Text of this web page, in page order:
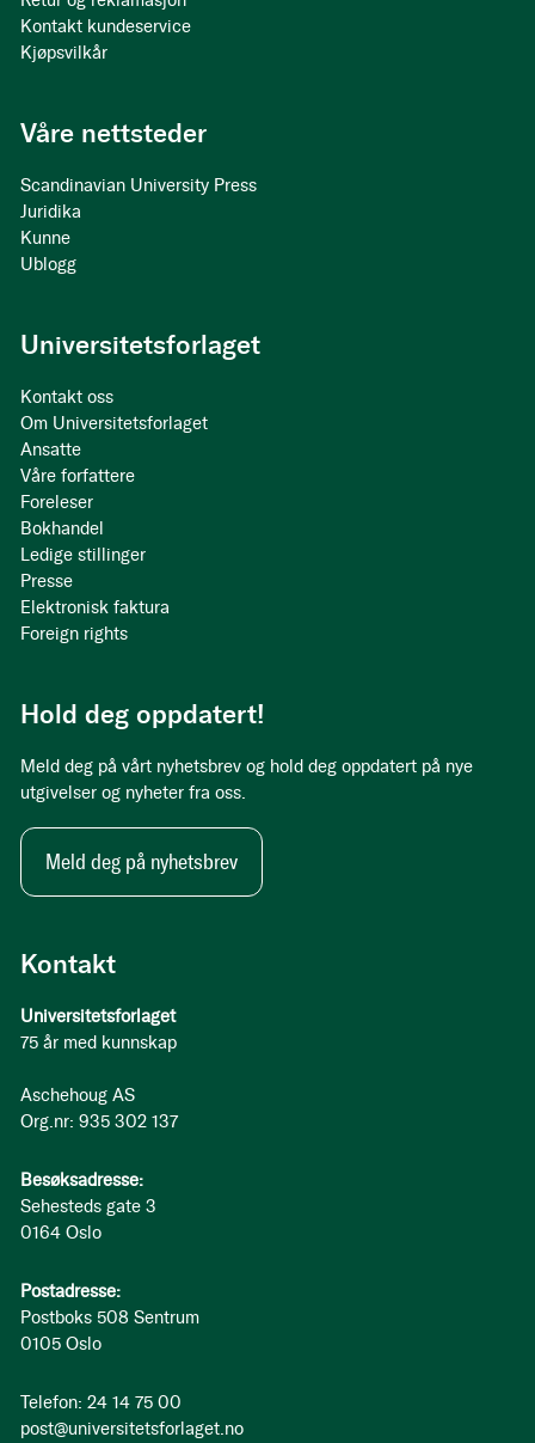
Kontakt
Universitetsforlaget
75 år med kunnskap
Aschehoug AS
Org.nr: 935 302 137
Besøksadresse:
Sehesteds gate 3
0164 Oslo
Postadresse:
Postboks 508 Sentrum
0105 Oslo
Telefon: 24 14 75 00
post@universitetsforlaget.no
Kontakt kundeservice
Kjøpsvilkår
Våre nettsteder
Scandinavian University Press
Juridika
Kunne
Ublogg
Universitetsforlaget
Kontakt oss
Om Universitetsforlaget
Ansatte
Våre forfattere
Foreleser
Bokhandel
Ledige stillinger
Presse
Elektronisk faktura
Foreign rights
Hold deg oppdatert!
Meld deg på vårt nyhetsbrev og hold deg oppdatert på nye
utgivelser og nyheter fra oss.
Meld deg på nyhetsbrev